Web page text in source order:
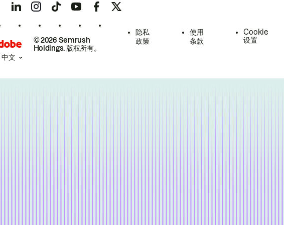
© 2026 Semrush
Holdings. 版权所有。
隐私
政策
使用
条款
Cookie
设置
中文